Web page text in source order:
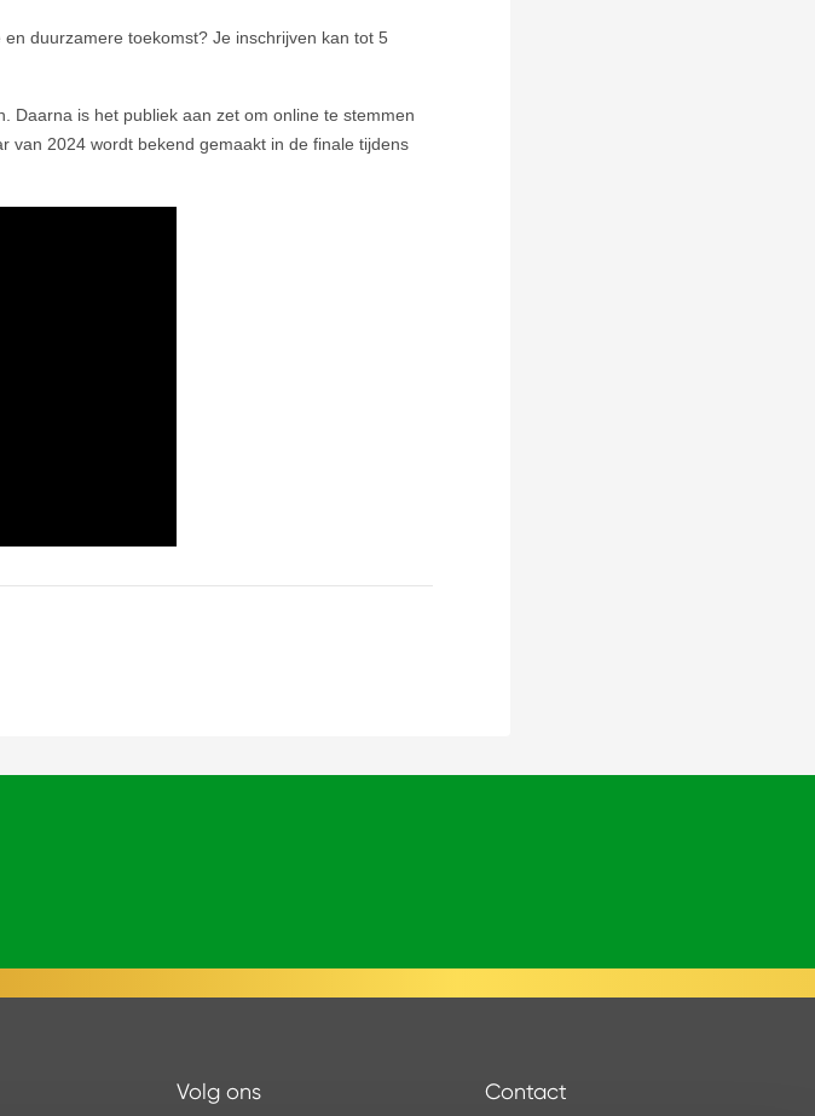
duurzamere toekomst? Je inschrijven kan tot 5
Daarna is het publiek aan zet om online te stemmen
van 2024 wordt bekend gemaakt in de finale tijdens
Volg ons Contact